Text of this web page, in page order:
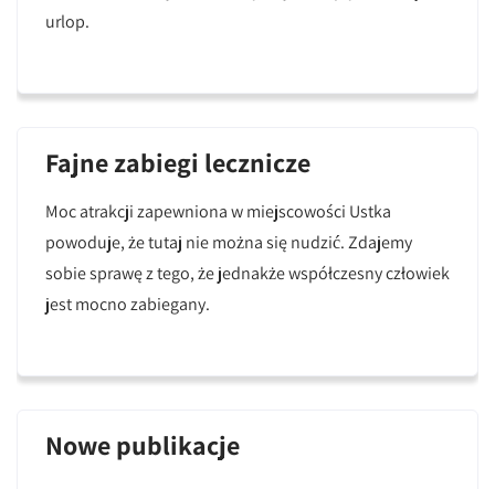
urlop.
Fajne zabiegi lecznicze
Moc atrakcji zapewniona w miejscowości Ustka
powoduje, że tutaj nie można się nudzić. Zdajemy
sobie sprawę z tego, że jednakże współczesny człowiek
jest mocno zabiegany.
Nowe publikacje